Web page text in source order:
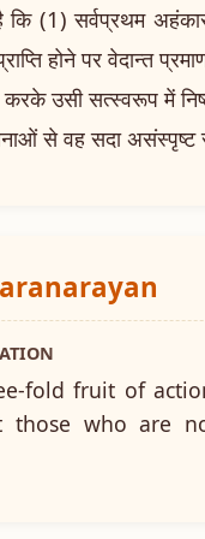
(1) सर्वप्रथम
होने पर वेदान्त
करके उसी सत्स्वरूप में
से वह सदा असंस्पृष्ट
fold fruit of
those who are